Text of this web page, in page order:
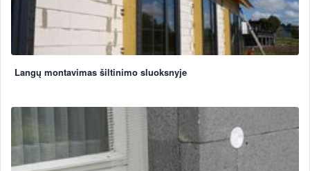
Langų montavimas šiltinimo sluoksnyje